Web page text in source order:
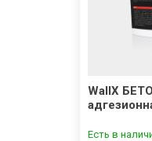
WallX
Есть в